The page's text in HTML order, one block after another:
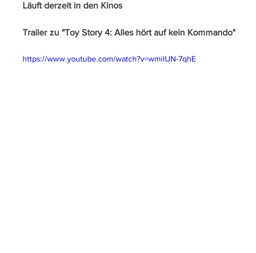
Läuft derzeit in den Kinos
Trailer zu "Toy Story 4: Alles hört auf kein Kommando"
https://www.youtube.com/watch?v=wmiIUN-7qhE